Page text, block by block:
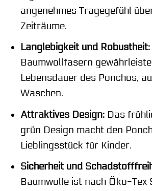
angenehmes Tragegefühl
Zeiträume.
Langlebigkeit und Robustheit:
Baumwollfasern
Lebensdauer des Ponchos,
Waschen.
Attraktives Design:Das
grün Design macht den
Lieblingsstück für Kinder.
Sicherheit und
Baumwolle ist nach Öko-Tex